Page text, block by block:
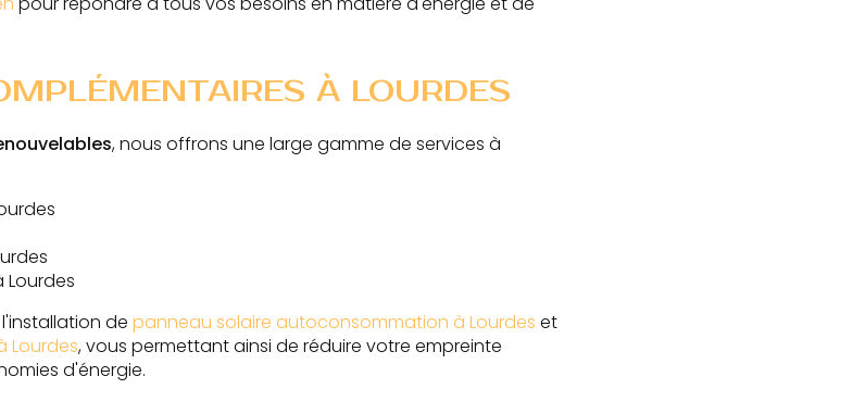
À LOURDES
, nous offrons une large gamme de services à
de panneau solaire autoconsommation à Lourdes et
Lourdes, vous permettant ainsi de réduire votre empreinte
d'énergie.